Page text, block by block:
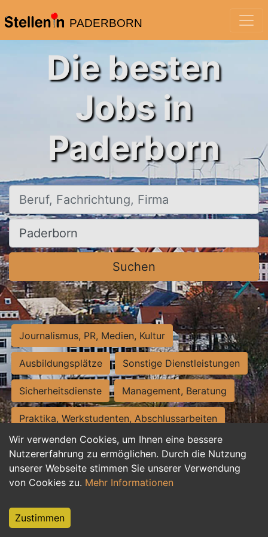
PADERBORN
Wir verwenden Cookies, um Ihnen eine bessere
Nutzererfahrung zu ermöglichen. Durch die Nutzung
unserer Webseite stimmen Sie unserer Verwendung
von Cookies zu. Mehr Informationen
Zustimmen
Die besten
Jobs in
Paderborn
Beruf, Fachrichtung, Firma
Ort, Stadt
Suchen
Journalismus, PR, Medien, Kultur
Ausbildungsplätze Sonstige Dienstleistungen
Sicherheitsdienste Management, Beratung
Praktika, Werkstudenten, Abschlussarbeiten
Personalwesen Assistenz, Sekretariat
Hilfskräfte, Aushilfs- und Nebenjobs
Weiterbildung, Studium, duale Ausbildung